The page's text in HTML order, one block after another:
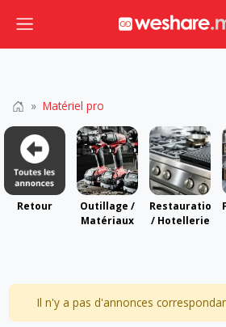
Toggle navigation
Matériel pro
Retour
Outillage /
Matériaux
Restauration
/ Hotellerie
Il n'y a pas d'annonces